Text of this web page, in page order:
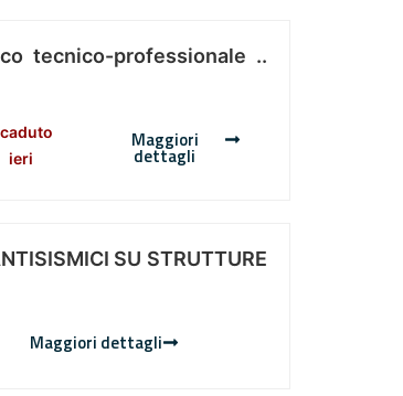
tecnico-professionale ..
ieri
Maggiori
dettagli
SU STRUTTURE
Maggiori dettagli